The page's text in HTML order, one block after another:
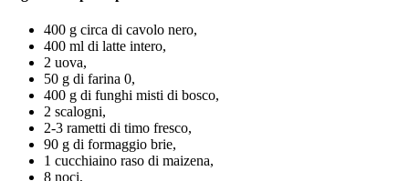
400 g circa di cavolo nero,
400 ml di latte intero,
2 uova,
50 g di farina 0,
400 g di funghi misti di bosco,
2 scalogni,
2-3 rametti di timo fresco,
90 g di formaggio brie,
1 cucchiaino raso di maizena,
8 noci,